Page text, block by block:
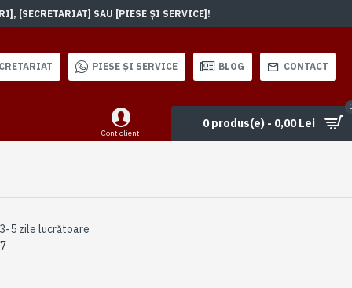
[SECRETARIAT] SAU [PIESE ȘI SERVICE]!
PIESE ȘI SERVICE BLOG CONTACT
Cont client
0 produs(e) - 0,00 Lei
3-5 zile lucrătoare